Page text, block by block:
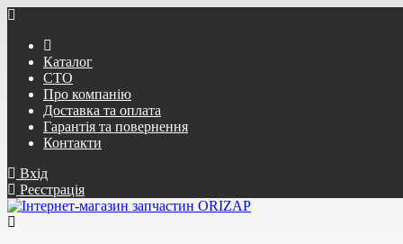
Каталог
СТО
Про компанію
Доставка та оплата
Гарантія та повернення
Контакти
Вхід
Реєстрація